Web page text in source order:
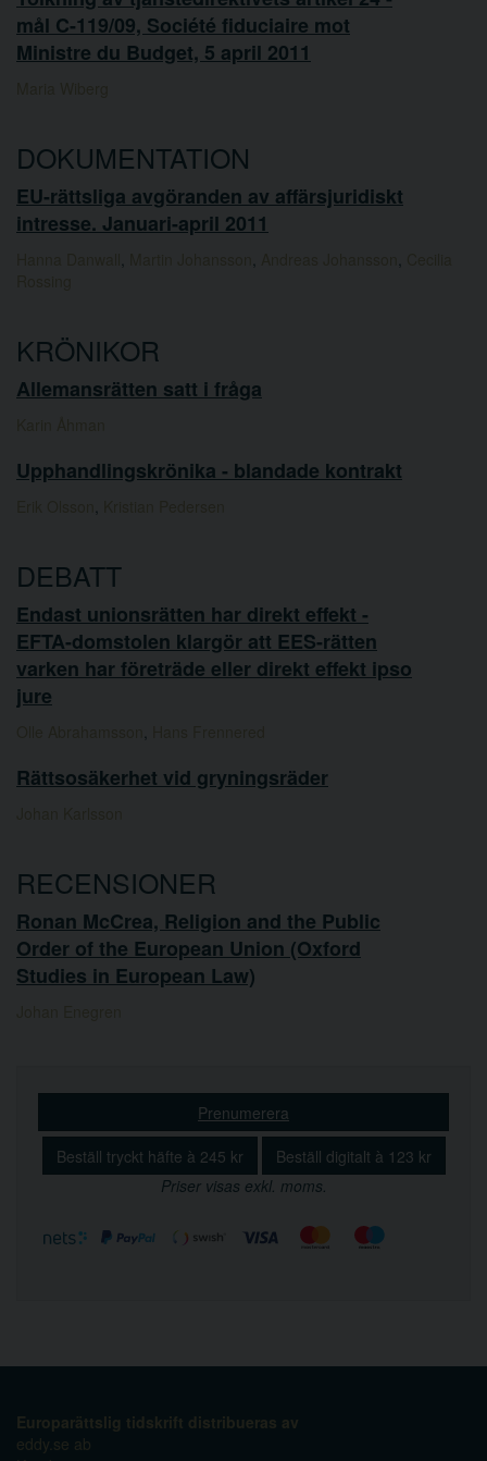
mål C-119/09, Société fiduciaire mot
Ministre du Budget, 5 april 2011
DOKUMENTATION
EU-rättsliga avgöranden av affärsjuridiskt
intresse. Januari-april 2011
KRÖNIKOR
Allemansrätten satt i fråga
Upphandlingskrönika - blandade kontrakt
DEBATT
Endast unionsrätten har direkt effekt -
EFTA-domstolen klargör att EES-rätten
varken har företräde eller direkt effekt ipso
jure
Rättsosäkerhet vid gryningsräder
RECENSIONER
Ronan McCrea, Religion and the Public
Order of the European Union (Oxford
Studies in European Law)
Prenumerera
Beställ tryckt häfte à 245 kr
Beställ digitalt à 123 kr
Priser visas exkl. moms.
Europarättslig tidskrift distribueras av
eddy.se ab